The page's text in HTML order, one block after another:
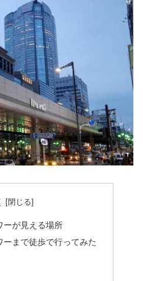
ーが見える場所
まで徒歩で行ってみた